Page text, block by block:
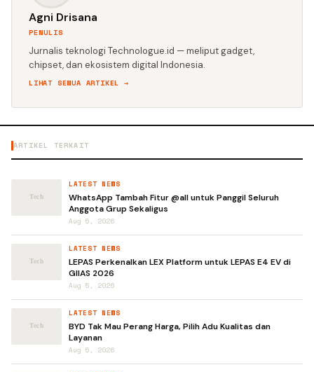
Agni Drisana
PENULIS
Jurnalis teknologi Technologue.id — meliput gadget,
chipset, dan ekosistem digital Indonesia.
LIHAT SEMUA ARTIKEL →
ARTIKEL TERKAIT
LATEST NEWS
WhatsApp Tambah Fitur @all untuk Panggil Seluruh
Anggota Grup Sekaligus
Aug 5, 2026
LATEST NEWS
LEPAS Perkenalkan LEX Platform untuk LEPAS E4 EV di
GIIAS 2026
Aug 5, 2026
LATEST NEWS
BYD Tak Mau Perang Harga, Pilih Adu Kualitas dan
Layanan
Aug 5, 2026